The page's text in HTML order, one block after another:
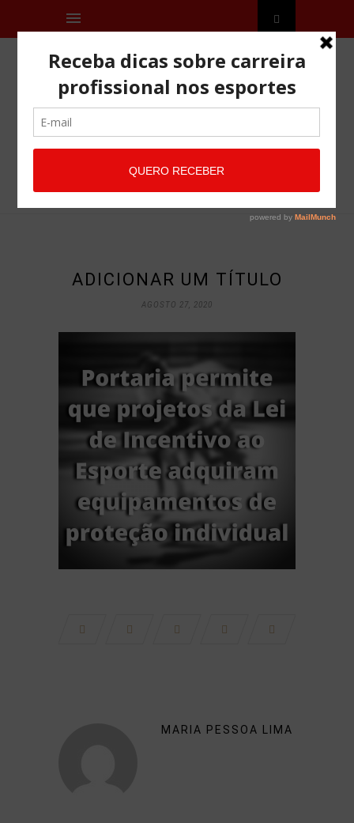
ADICIONAR UM TÍTULO
AGOSTO 27, 2020
MARIA PESSOA LIMA